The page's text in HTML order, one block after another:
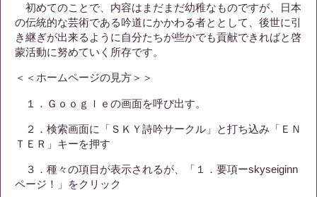
初めてのことで、内容はまだまだ幼稚なものですが、日本
の伝統的な芸術である吟道にかかわる者ととして、後世に引
き継ぎが出来るように自分たちが些かでも貢献できればと啓
蒙活動に努めていく所存です。
＜＜ホームページの見方＞＞
１．Ｇｏｏｇｌｅの画面を呼び出す。
２．検索画面に「ＳＫＹ詩吟サークル」と打ち込み「ＥＮ
ＴＥＲ」キーを押す
３．種々の項目が表示されるが、「１．要項ーskyseiginn
ページ！」をクリック